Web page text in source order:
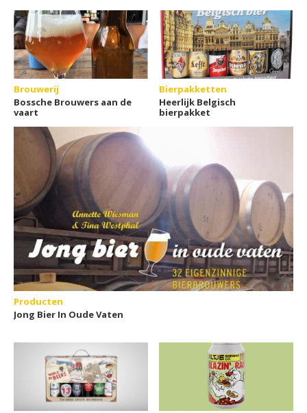
Brouwerij
Bossche Brouwers aan de
vaart
Bierpakketten
Heerlijk Belgisch
bierpakket
Producten
Jong Bier In Oude Vaten